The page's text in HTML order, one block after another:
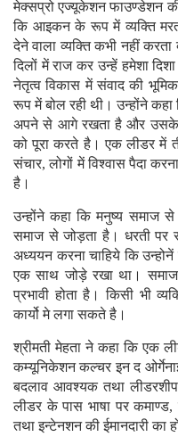
मेक्सप्रो एज्यूकेशन फाउण्डेशन
कि आइकन के रूप में व्यक्ति
देने वाला व्यक्ति कभी नहीं
दिलों में राज कर उन्हें हमेशा
नेतृत्व विकास में संवाद की
रूप में बोल रही थी। उन्होंने
अपने से आगे रखता है और उसके
को पूरा करते है। एक लीडर में
संचार, लोगों में विश्वास पैदा
है।
उन्होंने कहा कि मनुष्य समाज
समाज से जोड़ता है। धरती पर
अध्ययन करना चाहिये कि
एक साथ जोड़े रखा था। समाज
प्रभावी होता है। किसी भी
कार्यो मे लगा सकते है।
श्रीमती मेहता ने कहा कि एक
कम्यूनिकेशन कल्चर इन द
बदलाव आवश्यक तथा
लीडर के पास भाषा पर
तथा इन्टेनशन की ईमानदारी का